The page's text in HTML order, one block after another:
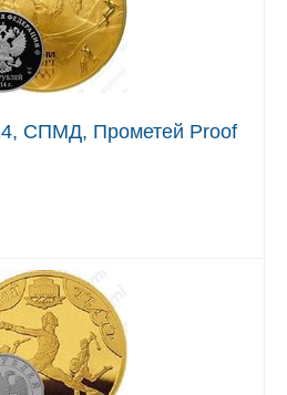
СПМД, Прометей Proof